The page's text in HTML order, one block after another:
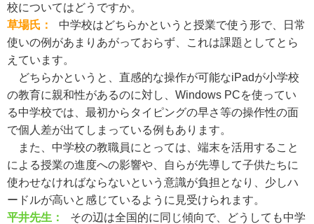
校についてはどうですか。
草場氏：
中学校はどちらかというと授業で使う形で、日常
使いの例があまりあがっておらず、これは課題としてとら
えています。
どちらかというと、直感的な操作が可能なiPadが小学校
の教育に親和性があるのに対し、Windows PCを使ってい
る中学校では、最初からタイピングの早さ等の操作性の面
で個人差が出てしまっている例もあります。
また、中学校の教職員にとっては、端末を活用すること
による授業の進度への影響や、自らが先導して子供たちに
使わせなければならないという意識が負担となり、少しハ
ードルが高いと感じているように見受けられます。
平井先生：
その辺は全国的に同じ傾向で、どうしても中学